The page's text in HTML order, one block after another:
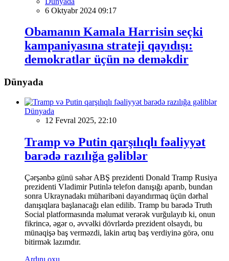
6 Oktyabr 2024 09:17
Obamanın Kamala Harrisin seçki
kampaniyasına strateji qayıdışı:
demokratlar üçün nə deməkdir
Dünyada
Dünyada
12 Fevral 2025, 22:10
Tramp və Putin qarşılıqlı fəaliyyət
barədə razılığa gəliblər
Çərşənbə günü səhər ABŞ prezidenti Donald Tramp Rusiya
prezidenti Vladimir Putinlə telefon danışığı aparıb, bundan
sonra Ukraynadakı müharibəni dayandırmaq üçün dərhal
danışıqlara başlanacağı elan edilib. Tramp bu barədə Truth
Social platformasında məlumat verərək vurğulayıb ki, onun
fikrincə, əgər o, əvvəlki dövrlərdə prezident olsaydı, bu
münaqişə baş verməzdi, lakin artıq baş verdiyinə görə, onu
bitirmək lazımdır.
Ardını oxu